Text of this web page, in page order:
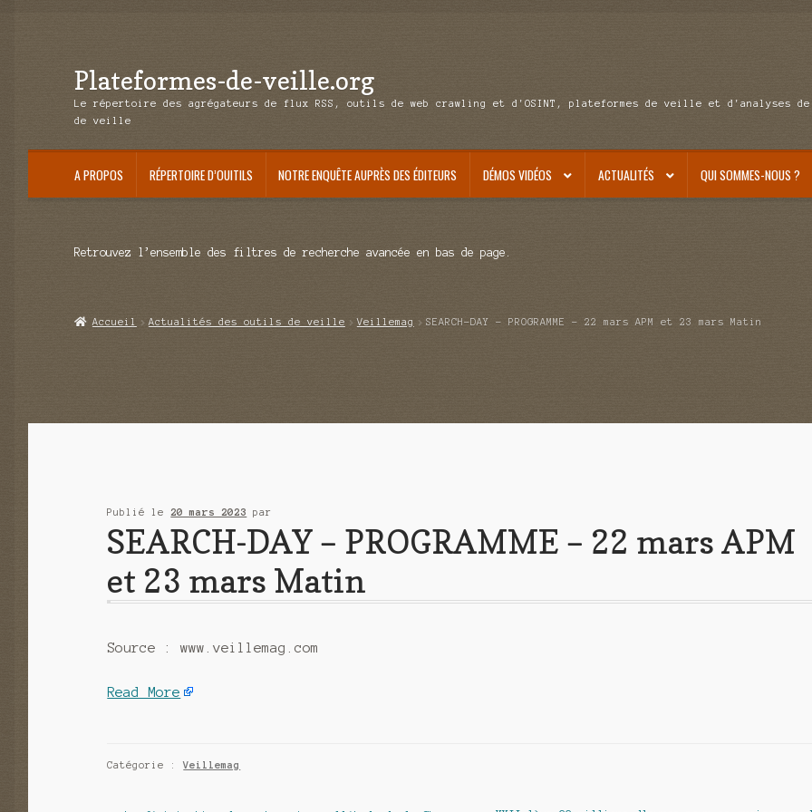
Aller
à
Aller
au
Plateformes-de-veille.org
Le répertoire des agrégateurs de flux RSS, outils de web crawling et d'OSINT, plateformes de veille et d'analyses de
de veille
A PROPOS RÉPERTOIRE D’OUITILS NOTRE ENQUÊTE AUPRÈS DES ÉDITEURS DÉMOS VIDÉOS ACTUALITÉS QUI SOMMES-NOUS ?
Retrouvez l’ensemble des filtres de recherche avancée en bas de page.
Accueil Actualités des outils de veille Veillemag SEARCH-DAY – PROGRAMME – 22 mars APM et 23 mars Matin
Publié le 20 mars 2023 par
SEARCH-DAY – PROGRAMME – 22 mars APM
et 23 mars Matin
Source : www.veillemag.com
Read More
Catégorie :Veillemag